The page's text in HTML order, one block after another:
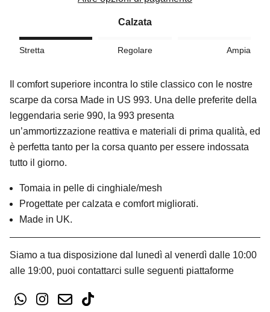
Calzata
Stretta Regolare Ampia
Il comfort superiore incontra lo stile classico con le nostre
scarpe da corsa Made in US 993. Una delle preferite della
leggendaria serie 990, la 993 presenta
un’ammortizzazione reattiva e materiali di prima qualità, ed
è perfetta tanto per la corsa quanto per essere indossata
tutto il giorno.
Tomaia in pelle di cinghiale/mesh
Progettate per calzata e comfort migliorati.
Made in UK.
Siamo a tua disposizione dal lunedì al venerdì dalle 10:00
alle 19:00, puoi contattarci sulle seguenti piattaforme